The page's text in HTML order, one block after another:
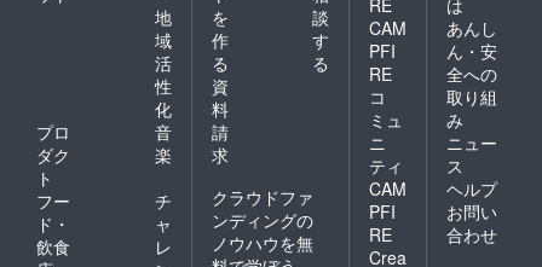
地
域
活
性
化
プロ
ダク
ト
音
楽
フー
ド・
飲食
チ
ャ
レ
を
作
る
談
す
る
資
料
請
求
クラウドファ
ンディングの
ノウハウを無
RE
CAM
PFI
RE
コ
ミュ
ニ
ティ
CAM
PFI
RE
Crea
は
あんし
ん・安
全への
取り組
み
ニュー
ス
ヘルプ
お問い
合わせ